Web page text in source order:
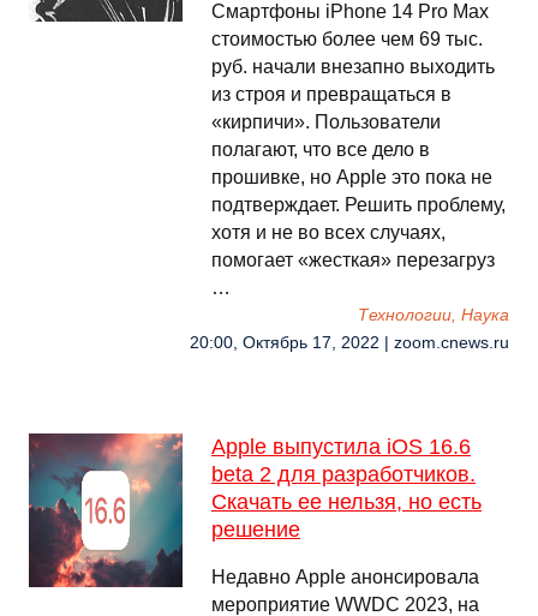
Смартфоны iPhone 14 Pro Max
стоимостью более чем 69 тыс.
руб. начали внезапно выходить
из строя и превращаться в
«кирпичи». Пользователи
полагают, что все дело в
прошивке, но Apple это пока не
подтверждает. Решить проблему,
хотя и не во всех случаях,
помогает «жесткая» перезагруз
…
Технологии, Наука
20:00, Октябрь 17, 2022 | zoom.cnews.ru
Apple выпустила iOS 16.6
beta 2 для разработчиков.
Скачать ее нельзя, но есть
решение
Недавно Apple анонсировала
мероприятие WWDC 2023, на